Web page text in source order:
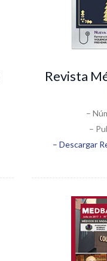
Revista
–
–
– Descargar